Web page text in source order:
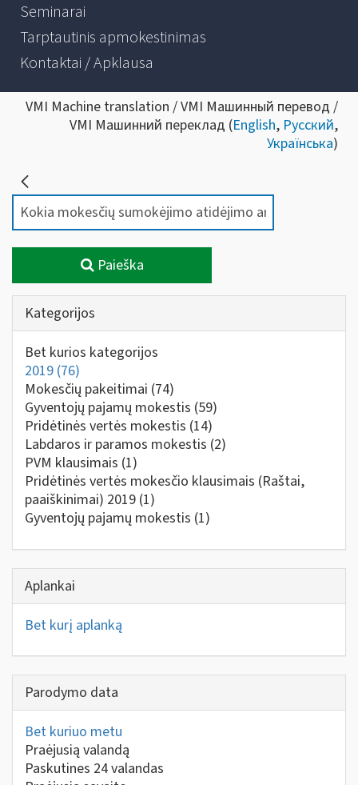
Seminarai
Tarptautinis apmokestinimas
Kontaktai / Apklausa
VMI Machine translation / VMI Машинный перевод /
VMI Машинний переклад (English, Русский,
Українська)
Paieška
Kategorijos
Bet kurios kategorijos
2019 (76)
Mokesčių pakeitimai (74)
Gyventojų pajamų mokestis (59)
Pridėtinės vertės mokestis (14)
Labdaros ir paramos mokestis (2)
PVM klausimais (1)
Pridėtinės vertės mokesčio klausimais (Raštai,
paaiškinimai) 2019 (1)
Gyventojų pajamų mokestis (1)
Aplankai
Bet kurį aplanką
Parodymo data
Bet kuriuo metu
Praėjusią valandą
Paskutines 24 valandas